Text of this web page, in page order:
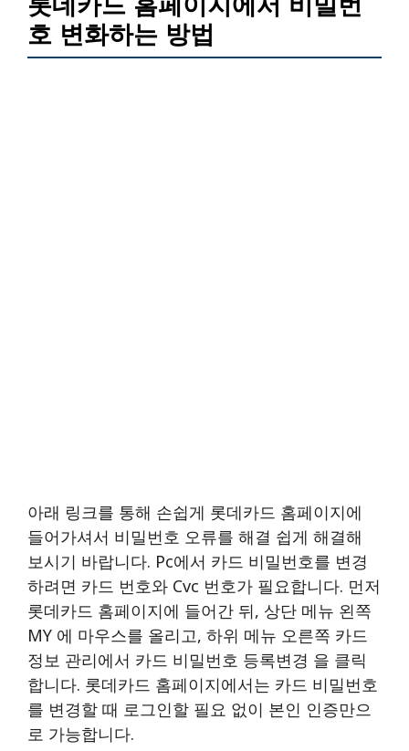
호 변화하는 방법
아래 링크를 통해 손쉽게 롯데카드 홈페이지에
들어가셔서 비밀번호 오류를 해결 쉽게 해결해
보시기 바랍니다. Pc에서 카드 비밀번호를 변경
하려면 카드 번호와 Cvc 번호가 필요합니다. 먼저
롯데카드 홈페이지에 들어간 뒤, 상단 메뉴 왼쪽
MY 에 마우스를 올리고, 하위 메뉴 오른쪽 카드
정보 관리에서 카드 비밀번호 등록변경 을 클릭
합니다. 롯데카드 홈페이지에서는 카드 비밀번호
를 변경할 때 로그인할 필요 없이 본인 인증만으
로 가능합니다.